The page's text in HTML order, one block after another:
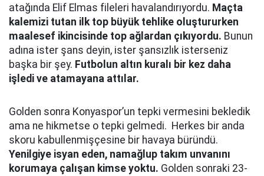
atağında Elif Elmas fileleri havalandırıyordu. Maçta
kalemizi tutan ilk top büyük tehlike oluştururken
maalesef ikincisinde top ağlardan çıkıyordu. Bunun
adına ister şans deyin, ister şansızlık isterseniz
başka bir şey. Futbolun altın kuralı bir kez daha
işledi ve atamayana attılar.
Golden sonra Konyaspor’un tepki vermesini bekledik
ama ne hikmetse o tepki gelmedi. Herkes bir anda
skoru kabullenmişçesine bir havaya büründü.
Yenilgiye isyan eden, namağlup takım unvanını
korumaya çalışan kimse yoktu. Golden sonraki 23-